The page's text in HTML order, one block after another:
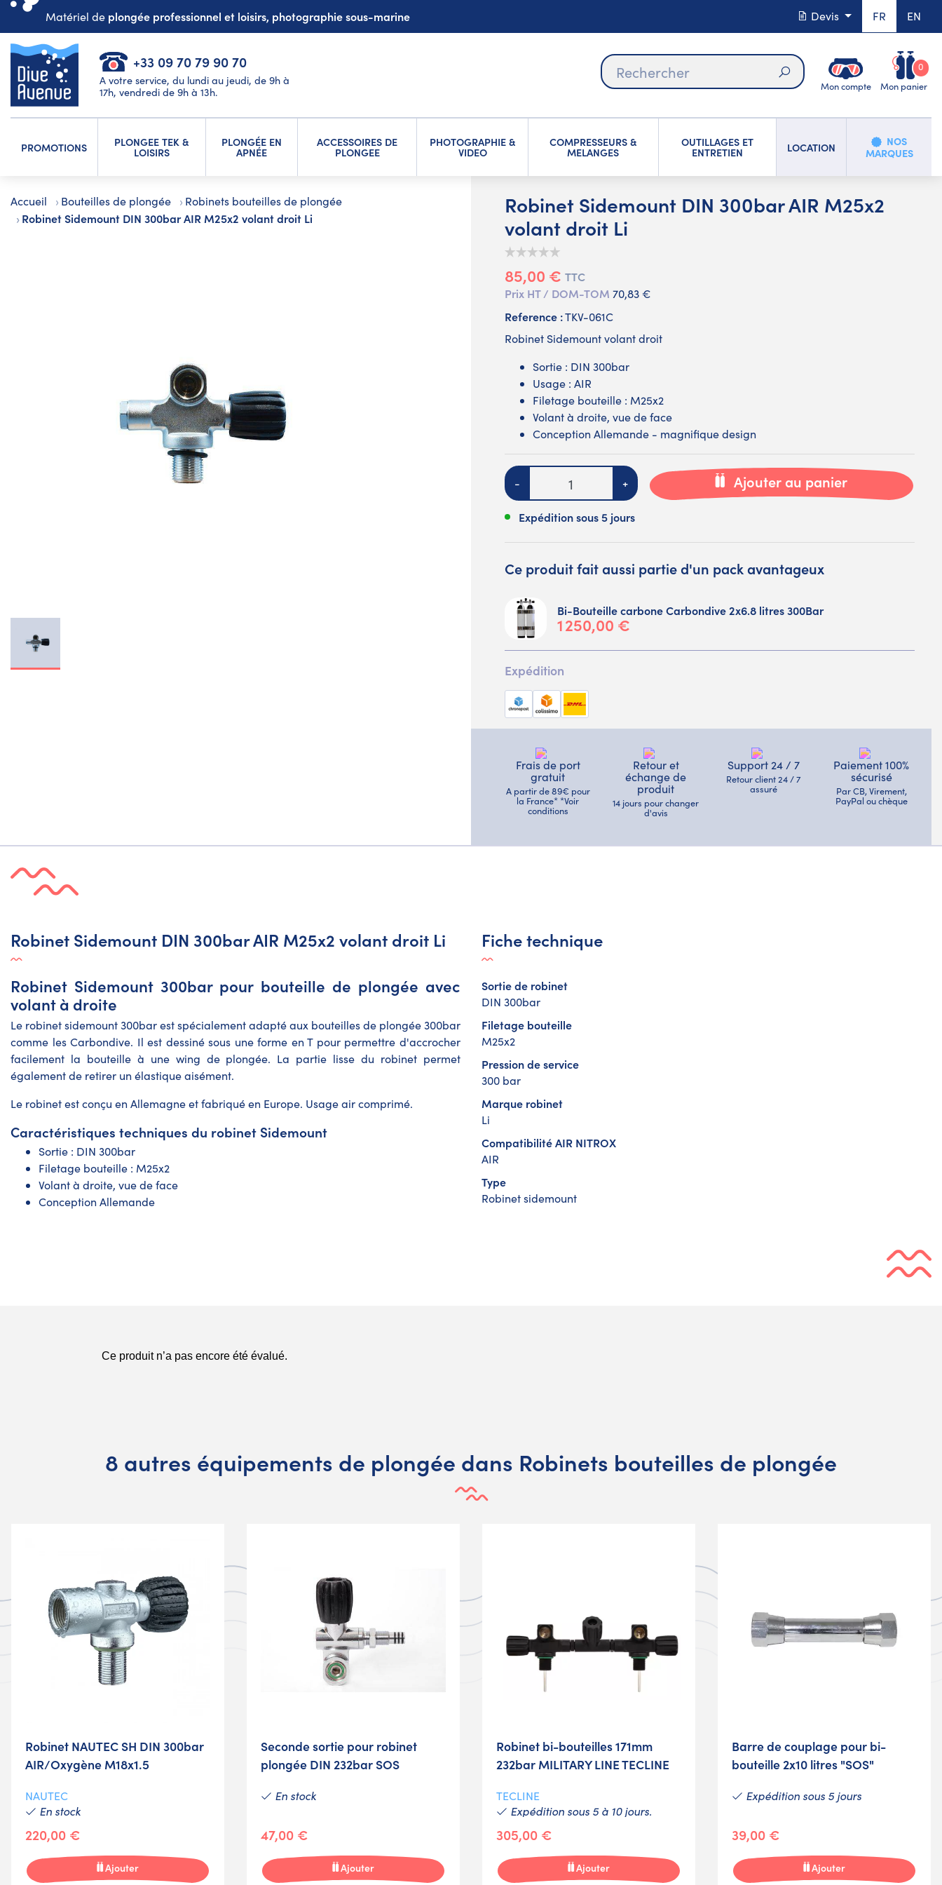
Matériel de plongée professionnel et loisirs, photographie sous-marine Devis FR EN
+33 09 70 79 90 70
A votre service, du lundi au jeudi, de 9h à
17h, vendredi de 9h à 13h.
Rechercher
Mon compte Mon panier
0
PROMOTIONS PLONGEE TEK &
LOISIRS
PLONGÉE EN
APNÉE
ACCESSOIRES DE
PLONGEE
PHOTOGRAPHIE &
VIDEO
COMPRESSEURS &
MELANGES
OUTILLAGES ET
ENTRETIEN LOCATION
NOS
MARQUES
Accueil Bouteilles de plongée Robinets bouteilles de plongée
Robinet Sidemount DIN 300bar AIR M25x2 volant droit Li
Robinet Sidemount DIN 300bar AIR M25x2
volant droit Li
85,00 € TTC
Prix HT / DOM-TOM 70,83 €
Reference :TKV-061C
Robinet Sidemount volant droit
Sortie : DIN 300bar
Usage : AIR
Filetage bouteille : M25x2
Volant à droite, vue de face
Conception Allemande - magnifique design
Quantité
- + Ajouter au panier
Expédition sous 5 jours
Ce produit fait aussi partie d'un pack avantageux
Bi-Bouteille carbone Carbondive 2x6.8 litres 300Bar
1 250,00 €
Expédition
Frais de port
gratuit
A partir de 89€ pour
la France* *Voir
conditions
Retour et
échange de
produit
14 jours pour changer
d'avis
Support 24 / 7
Retour client 24 / 7
assuré
Paiement 100%
sécurisé
Par CB, Virement,
PayPal ou chèque
Robinet Sidemount DIN 300bar AIR M25x2 volant droit Li
Robinet Sidemount 300bar pour bouteille de plongée avec
volant à droite
Le robinet sidemount 300bar est spécialement adapté aux bouteilles de plongée 300bar
comme les Carbondive. Il est dessiné sous une forme en T pour permettre d'accrocher
facilement la bouteille à une wing de plongée. La partie lisse du robinet permet
également de retirer un élastique aisément.
Le robinet est conçu en Allemagne et fabriqué en Europe. Usage air comprimé.
Caractéristiques techniques du robinet Sidemount
Sortie : DIN 300bar
Filetage bouteille : M25x2
Volant à droite, vue de face
Conception Allemande
Fiche technique
Sortie de robinet
DIN 300bar
Filetage bouteille
M25x2
Pression de service
300 bar
Marque robinet
Li
Compatibilité AIR NITROX
AIR
Type
Robinet sidemount
8 autres équipements de plongée dans Robinets bouteilles de plongée
Robinet NAUTEC SH DIN 300bar
AIR/Oxygène M18x1.5
NAUTEC
En stock
220,00 €
Ajouter
Seconde sortie pour robinet
plongée DIN 232bar SOS
En stock
47,00 €
Ajouter
Robinet bi-bouteilles 171mm
232bar MILITARY LINE TECLINE
TECLINE
Expédition sous 5 à 10 jours.
305,00 €
Ajouter
Barre de couplage pour bi-
bouteille 2x10 litres "SOS"
Expédition sous 5 jours
39,00 €
Ajouter